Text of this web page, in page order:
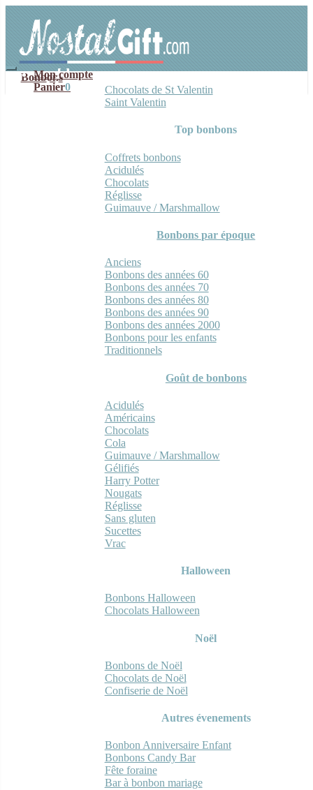
navigation
contenu
Mon compte
Panier0
Bonbons
Chocolats de St Valentin
Saint Valentin
Top bonbons
Coffrets bonbons
Acidulés
Chocolats
Réglisse
Guimauve / Marshmallow
Bonbons par époque
Anciens
Bonbons des années 60
Bonbons des années 70
Bonbons des années 80
Bonbons des années 90
Bonbons des années 2000
Bonbons pour les enfants
Traditionnels
Goût de bonbons
Acidulés
Américains
Chocolats
Cola
Guimauve / Marshmallow
Gélifiés
Harry Potter
Nougats
Réglisse
Sans gluten
Sucettes
Vrac
Halloween
Bonbons Halloween
Chocolats Halloween
Noël
Bonbons de Noël
Chocolats de Noël
Confiserie de Noël
Autres évenements
Bonbon Anniversaire Enfant
Bonbons Candy Bar
Fête foraine
Bar à bonbon mariage